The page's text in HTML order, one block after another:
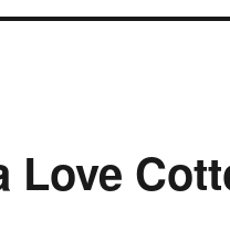
Love